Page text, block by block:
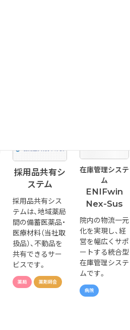
採用品共有シ
ステム
採用品共有シス
テムは、地域薬局
間の備蓄医薬品・
医療材料（当社取
扱品）、不動品を
共有できるサー
ビスです。
薬局 薬剤師会
在庫管理システ
ム
ENIFwin
Nex-Sus
院内の物流一元
化を実現し、経
営を幅広くサポ
ートする統合型
在庫管理システ
ムです。
病院